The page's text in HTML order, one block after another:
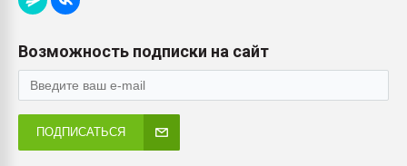
Возможность подписки на сайт
ПОДПИСАТЬСЯ